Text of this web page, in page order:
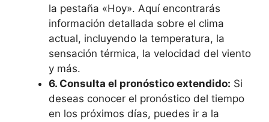
la pestaña «Hoy». Aquí encontrarás
información detallada sobre el clima
actual, incluyendo la temperatura, la
sensación térmica, la velocidad del viento
y más.
6. Consulta el pronóstico extendido: Si
deseas conocer el pronóstico del tiempo
en los próximos días, puedes ir a la